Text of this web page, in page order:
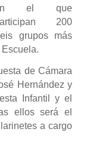
el que
200
grupos más
de Cámara
Hernández y
Infantil y el
ellos será el
a cargo